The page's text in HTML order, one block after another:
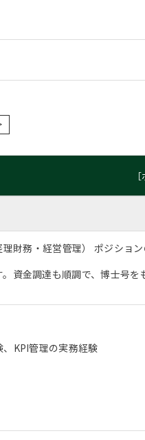
務・経営管理） ポジション
資金調達も順調で、博士号を
KPI管理の実務経験